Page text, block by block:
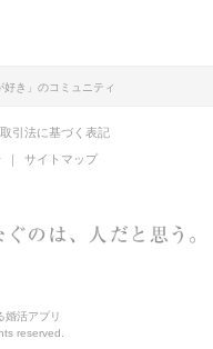
好き」のコミュニティ
引法に基づく表記
サイトマップ
婚活アプリ
reserved.